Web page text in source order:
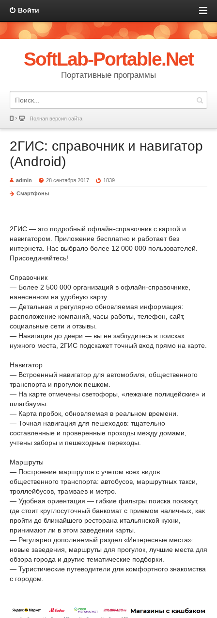
Войти
SoftLab-Portable.Net
Портативные программы
Полная версия сайта
2ГИС: справочник и навигатор
(Android)
admin 28 сентября 2017 1839
Смартфоны
2ГИС — это подробный офлайн-справочник с картой и
навигатором. Приложение бесплатно и работает без
интернета. Нас выбрало более 12 000 000 пользователей.
Присоединяйтесь!
Справочник
— Более 2 500 000 организаций в офлайн-справочнике,
нанесенном на удобную карту.
— Детальная и регулярно обновляемая информация:
расположение компаний, часы работы, телефон, сайт,
социальные сети и отзывы.
— Навигация до двери — вы не заблудитесь в поисках
нужного места, 2ГИС подскажет точный вход прямо на карте.
Навигатор
— Встроенный навигатор для автомобиля, общественного
транспорта и прогулок пешком.
— На карте отмечены светофоры, «лежачие полицейские» и
шлагбаумы.
— Карта пробок, обновляемая в реальном времени.
— Точная навигация для пешеходов: тщательно
составленные и проверенные проходы между домами,
учтены заборы и пешеходные переходы.
Маршруты
— Построение маршрутов с учетом всех видов
общественного транспорта: автобусов, маршрутных такси,
троллейбусов, трамваев и метро.
— Удобная ориентация — гибкие фильтры поиска покажут,
где стоит круглосуточный банкомат с приемом наличных, как
пройти до ближайшего ресторана итальянской кухни,
принимают ли в этом заведении карты.
— Регулярно дополняемый раздел «Интересные места»:
новые заведения, маршруты для прогулок, лучшие места для
обзора города и другие тематические подборки.
— Туристические путеводители для комфортного знакомства
с городом.